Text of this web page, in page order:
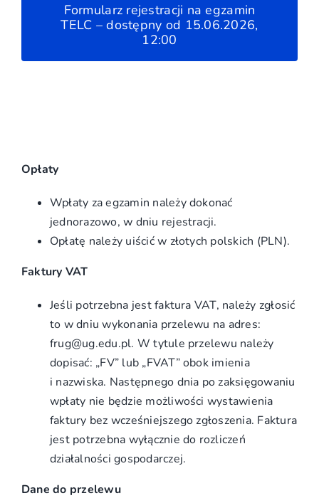
Formularz rejestracji na egzamin
TELC – dostępny od 15.06.2026,
12:00
Opłaty
Wpłaty za egzamin należy dokonać
jednorazowo, w dniu rejestracji.
Opłatę należy uiścić w złotych polskich (PLN).
Faktury VAT
Jeśli potrzebna jest faktura VAT, należy zgłosić
to w dniu wykonania przelewu na adres:
frug@ug.edu.pl. W tytule przelewu należy
dopisać: „FV” lub „FVAT” obok imienia
i nazwiska. Następnego dnia po zaksięgowaniu
wpłaty nie będzie możliwości wystawienia
faktury bez wcześniejszego zgłoszenia. Faktura
jest potrzebna wyłącznie do rozliczeń
działalności gospodarczej.
Dane do przelewu